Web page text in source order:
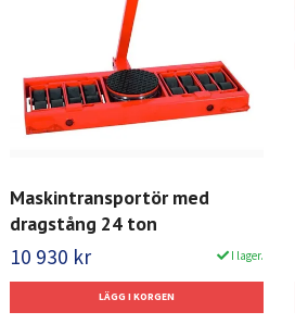
Maskintransportör med
dragstång 24 ton
10 930 kr I lager.